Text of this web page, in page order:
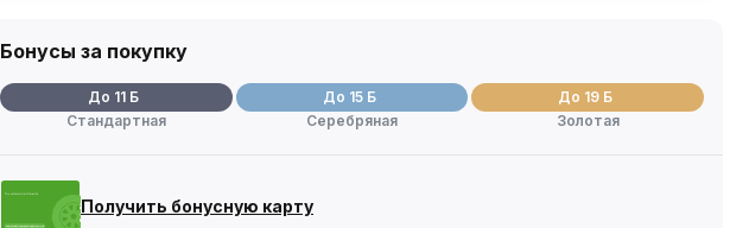
Бонусы за покупку
До 11 Б
Стандартная
До 15 Б
Серебряная
До 19 Б
Золотая
Получить бонусную карту